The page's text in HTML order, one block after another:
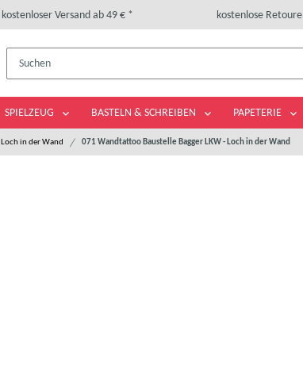
kostenloser Versand ab 49 € * kostenlose Retoure
SPIELZEUG BASTELN & SCHREIBEN PAPETERIE
Loch in der Wand 071 Wandtattoo Baustelle Bagger LKW - Loch in der Wand